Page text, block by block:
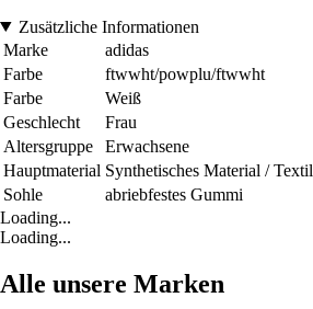
Zusätzliche Informationen
Marke
adidas
Farbe
ftwwht/powplu/ftwwht
Farbe
Weiß
Geschlecht
Frau
Altersgruppe
Erwachsene
Hauptmaterial Synthetisches Material / Textil
Sohle
abriebfestes Gummi
Loading...
Loading...
Alle unsere Marken